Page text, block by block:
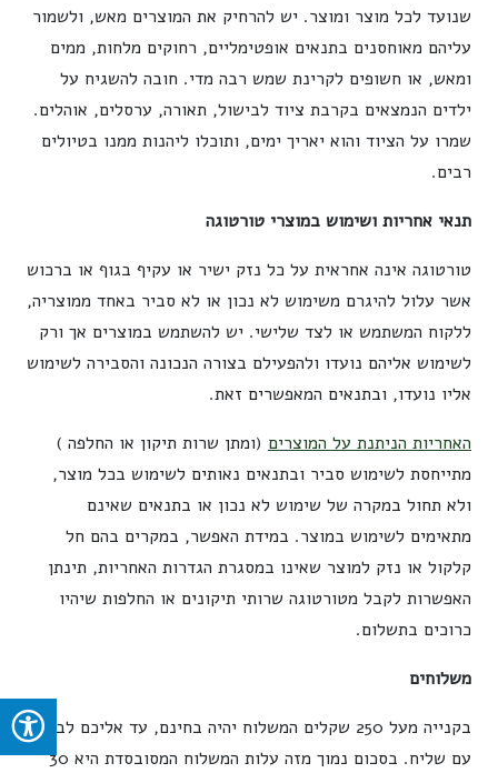
שנועד לכל מוצר ומוצר. יש להרחיק את המוצרים מאש, ולשמור
עליהם מאוחסנים בתנאים אופטימליים, רחוקים מלחות, ממים
ומאש, או חשופים לקרינת שמש רבה מדי. חובה להשגיח על
ילדים הנמצאים בקרבת ציוד לבישול, תאורה, ערסלים, אוהלים.
שמרו על הציוד והוא יאריך ימים, ותוכלו ליהנות ממנו בטיולים
רבים.
תנאי אחריות ושימוש במוצרי טורטוגה
טורטוגה אינה אחראית על כל נזק ישיר או עקיף בגוף או ברכוש
אשר עלול להיגרם משימוש לא נכון או לא סביר באחד ממוצריה,
ללקוח המשתמש או לצד שלישי. יש להשתמש במוצרים אך ורק
לשימוש אליהם נועדו ולהפעילם בצורה הנכונה והסבירה לשימוש
אליו נועדו, ובתנאים המאפשרים זאת.
האחריות הניתנת על המוצרים (ומתן שרות תיקון או החלפה )
מתייחסת לשימוש סביר ובתנאים נאותים לשימוש בכל מוצר,
ולא תחול במקרה של שימוש לא נכון או בתנאים שאינם
מתאימים לשימוש במוצר. במידת האפשר, במקרים בהם חל
קלקול או נזק למוצר שאינו במסגרת הגדרות האחריות, תינתן
האפשרות לקבל מטורטוגה שרותי תיקונים או החלפות שיהיו
כרוכים בתשלום.
משלוחים
בקנייה מעל 250 שקלים המשלוח יהיה בחינם, עד אליכם לבית
עם שליח. בסכום נמוך מזה עלות המשלוח המסובסדת היא 30